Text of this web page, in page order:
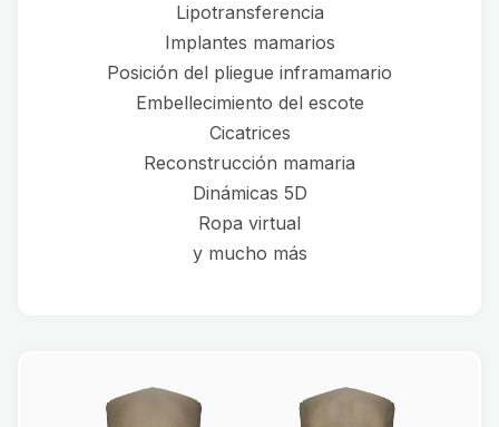
Lipotransferencia
Implantes mamarios
Posición del pliegue inframamario
Embellecimiento del escote
Cicatrices
Reconstrucción mamaria
Dinámicas 5D
Ropa virtual
y mucho más